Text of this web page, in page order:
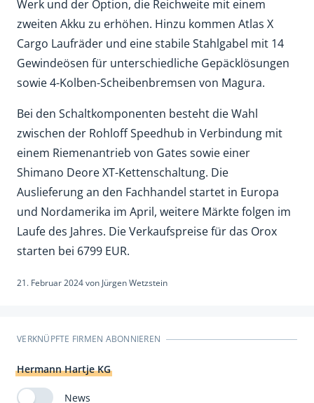
Werk und der Option, die Reichweite mit einem
zweiten Akku zu erhöhen. Hinzu kommen Atlas X
Cargo Laufräder und eine stabile Stahlgabel mit 14
Gewindeösen für unterschiedliche Gepäcklösungen
sowie 4-Kolben-Scheibenbremsen von Magura.
Bei den Schaltkomponenten besteht die Wahl
zwischen der Rohloff Speedhub in Verbindung mit
einem Riemenantrieb von Gates sowie einer
Shimano Deore XT-Kettenschaltung. Die
Auslieferung an den Fachhandel startet in Europa
und Nordamerika im April, weitere Märkte folgen im
Laufe des Jahres. Die Verkaufspreise für das Orox
starten bei 6799 EUR.
21. Februar 2024von Jürgen Wetzstein
VERKNÜPFTE FIRMEN ABONNIEREN
Hermann Hartje KG
News